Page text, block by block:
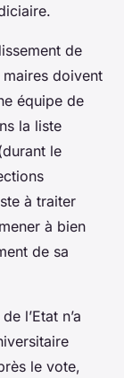
de
maires doivent
équipe de
la liste
le
à traiter
à bien
de sa
l’Etat n’a
le vote,